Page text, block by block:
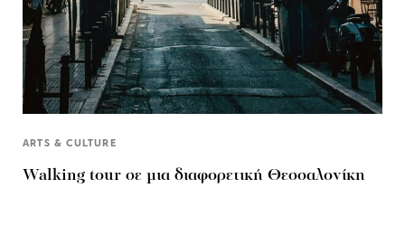
ARTS & CULTURE
Walking tour σε μια διαφορετική Θεσσαλονίκη